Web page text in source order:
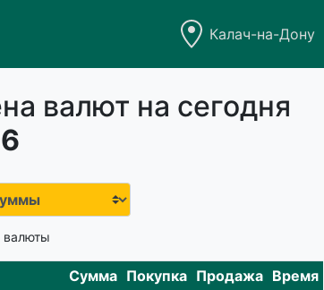
Калач-на-Дону
валют на сегодня
валюты
Сумма Покупка Продажа Время